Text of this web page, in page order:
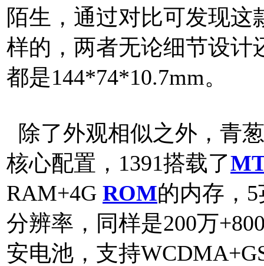
陌生，通过对比可发现这
样的，两者无论细节设计
都是144*74*10.7mm。
除了外观相似之外，青
核心配置，1391搭载了
RAM+4G ROM的内存，
分辨率，同样是200万
安电池，支持